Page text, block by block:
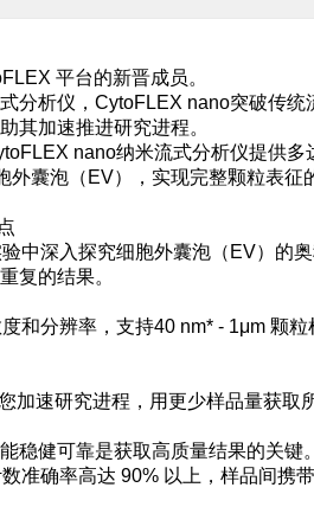
平台的新晋成员。
分析仪，CytoFLEX nano突破传
其加速推进研究进程。
nano纳米流式分析仪提供
外囊泡（EV），实现完整颗粒表
中深入探究细胞外囊泡（EV）的
复的结果。
和分辨率，支持40 nm* - 1μm 颗
加速研究进程，用更少样品量获取
稳健可靠是获取高质量结果的关键
准确率高达 90% 以上，样品间携